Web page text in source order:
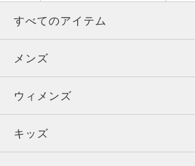
すべてのアイテム
メンズ
ウィメンズ
キッズ
メンズ
トップス
ボトムス
ウィメンズ
トップス
キッズ